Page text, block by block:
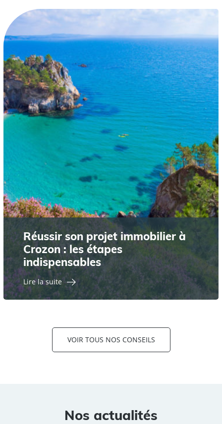
Réussir son projet immobilier à
Crozon : les étapes
indispensables
Lire la suite
VOIR TOUS NOS CONSEILS
Nos actualités